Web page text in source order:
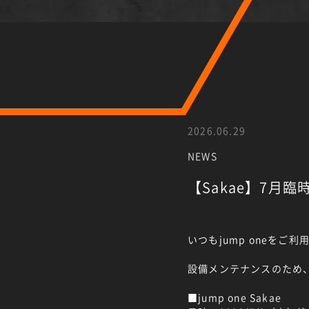
2026.06.29
NEWS
【Sakae】7月臨
いつもjump oneをご利
設備メンテナンスのため
■jump one Sakae